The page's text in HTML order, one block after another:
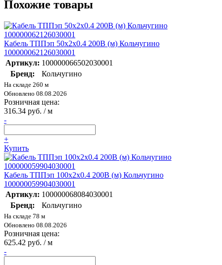
Похожие товары
Кабель ТППэп 50х2х0.4 200В (м) Кольчугино
100000062126030001
Артикул: 100000066502030001
Бренд:
Кольчугино
На складе 260 м
Обновлено 08.08.2026
Розничная цена:
316.34 руб. / м
-
+
Купить
Кабель ТППэп 100х2х0.4 200В (м) Кольчугино
100000059904030001
Артикул: 100000068084030001
Бренд:
Кольчугино
На складе 78 м
Обновлено 08.08.2026
Розничная цена:
625.42 руб. / м
-